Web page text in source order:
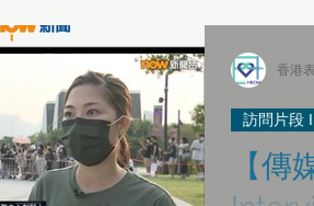
傳媒報導 Media Interviews 「當下即藝術
健康同樂日 01/05 最新活動 Latest Updates【傳
訪問片段
香港